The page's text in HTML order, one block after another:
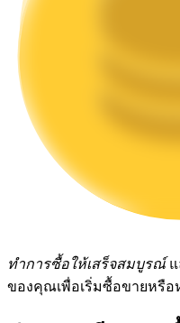
การล็อค BTR
ทำการซื้อให้เสร็จสมบูรณ์แ
ของคุณเพื่อเริ่มซื้อขายหรือ